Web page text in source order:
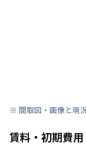
※ 間取図・画像と現
賃料・初期費用